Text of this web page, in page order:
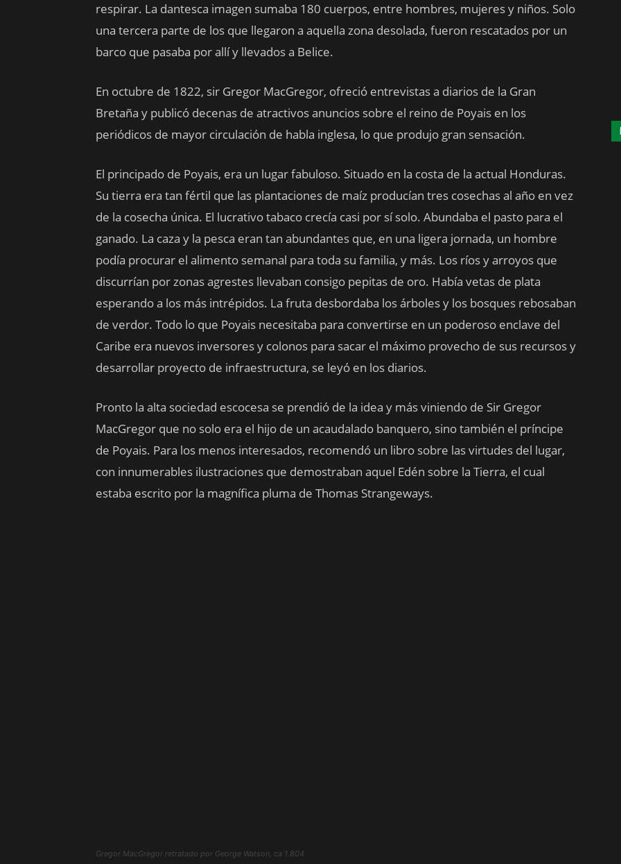
respirar. La dantesca imagen sumaba 180 cuerpos, entre hombres, mujeres y niños. Solo
una tercera parte de los que llegaron a aquella zona desolada, fueron rescatados por un
barco que pasaba por allí y llevados a Belice.
En octubre de 1822, sir Gregor MacGregor, ofreció entrevistas a diarios de la Gran
Bretaña y publicó decenas de atractivos anuncios sobre el reino de Poyais en los
periódicos de mayor circulación de habla inglesa, lo que produjo gran sensación.
El principado de Poyais, era un lugar fabuloso. Situado en la costa de la actual Honduras.
Su tierra era tan fértil que las plantaciones de maíz producían tres cosechas al año en vez
de la cosecha única. El lucrativo tabaco crecía casi por sí solo. Abundaba el pasto para el
ganado. La caza y la pesca eran tan abundantes que, en una ligera jornada, un hombre
podía procurar el alimento semanal para toda su familia, y más. Los ríos y arroyos que
discurrían por zonas agrestes llevaban consigo pepitas de oro. Había vetas de plata
esperando a los más intrépidos. La fruta desbordaba los árboles y los bosques rebosaban
de verdor. Todo lo que Poyais necesitaba para convertirse en un poderoso enclave del
Caribe era nuevos inversores y colonos para sacar el máximo provecho de sus recursos y
desarrollar proyecto de infraestructura, se leyó en los diarios.
Pronto la alta sociedad escocesa se prendió de la idea y más viniendo de Sir Gregor
MacGregor que no solo era el hijo de un acaudalado banquero, sino también el príncipe
de Poyais. Para los menos interesados, recomendó un libro sobre las virtudes del lugar,
con innumerables ilustraciones que demostraban aquel Edén sobre la Tierra, el cual
estaba escrito por la magnífica pluma de Thomas Strangeways.
Gregor MacGregor retratado por George Watson, ca 1.804